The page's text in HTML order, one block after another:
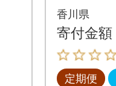
5回
香川県
寄付金額
定期便